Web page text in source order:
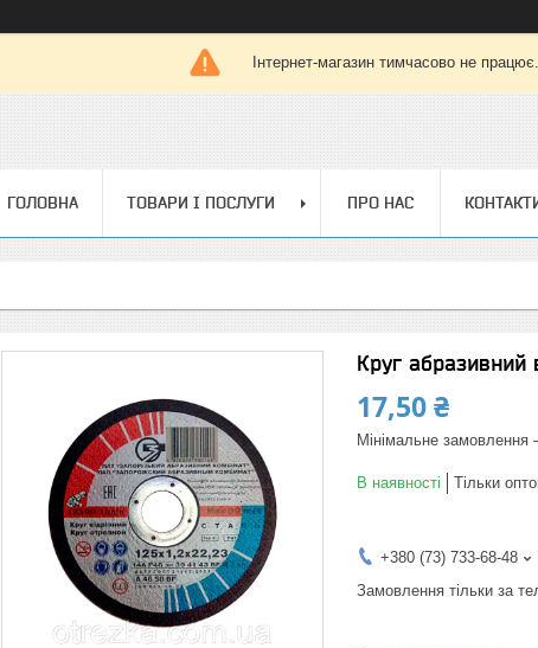
Інтернет-магазин тимчасово не
ГОЛОВНА ТОВАРИ І ПОСЛУГИ ПРО НАС
Круг абразивний
17,50 ₴
Мінімальне
В наявності Тільки
+380 (73) 733-68-48
Замовлення тільки за